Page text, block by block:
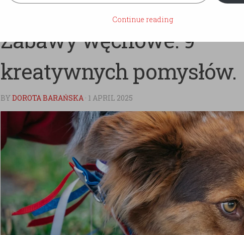
Zabawy węchowe: 9
kreatywnych pomysłów.
BYDOROTA BARAŃSKA · 1 APRIL 2025
Continue reading